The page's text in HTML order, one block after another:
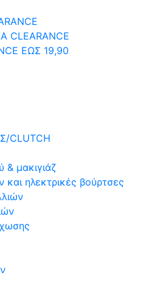
ΕΩΣ 19,90
CLUTCH
& μακιγιάζ
και ηλεκτρικές βούρτσες